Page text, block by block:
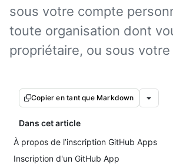
sous votre compte
toute organisation dont
propriétaire, ou sous
Copier en tant que Markdown
Dans cet article
À propos de l’inscription GitHub Apps
Inscription d'un GitHub App